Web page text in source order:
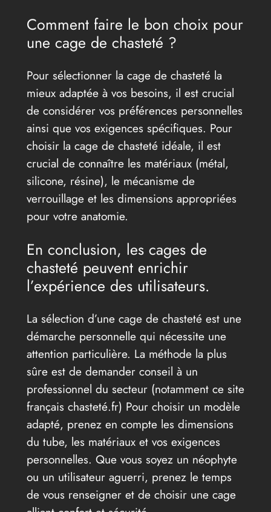
Comment faire le bon choix pour
une cage de chasteté ?
Pour sélectionner la cage de chasteté la
mieux adaptée à vos besoins, il est crucial
de considérer vos préférences personnelles
ainsi que vos exigences spécifiques. Pour
choisir la cage de chasteté idéale, il est
crucial de connaître les matériaux (métal,
silicone, résine), le mécanisme de
verrouillage et les dimensions appropriées
pour votre anatomie.
En conclusion, les cages de
chasteté peuvent enrichir
l’expérience des utilisateurs.
La sélection d’une cage de chasteté est une
démarche personnelle qui nécessite une
attention particulière. La méthode la plus
sûre est de demander conseil à un
professionnel du secteur (notamment ce site
français chasteté.fr) Pour choisir un modèle
adapté, prenez en compte les dimensions
du tube, les matériaux et vos exigences
personnelles. Que vous soyez un néophyte
ou un utilisateur aguerri, prenez le temps
de vous renseigner et de choisir une cage